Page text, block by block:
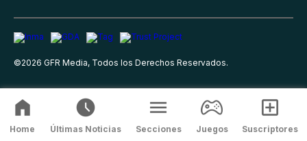
©2026 GFR Media, Todos los Derechos Reservados.
Home Últimas Noticias Secciones Juegos Suscriptores